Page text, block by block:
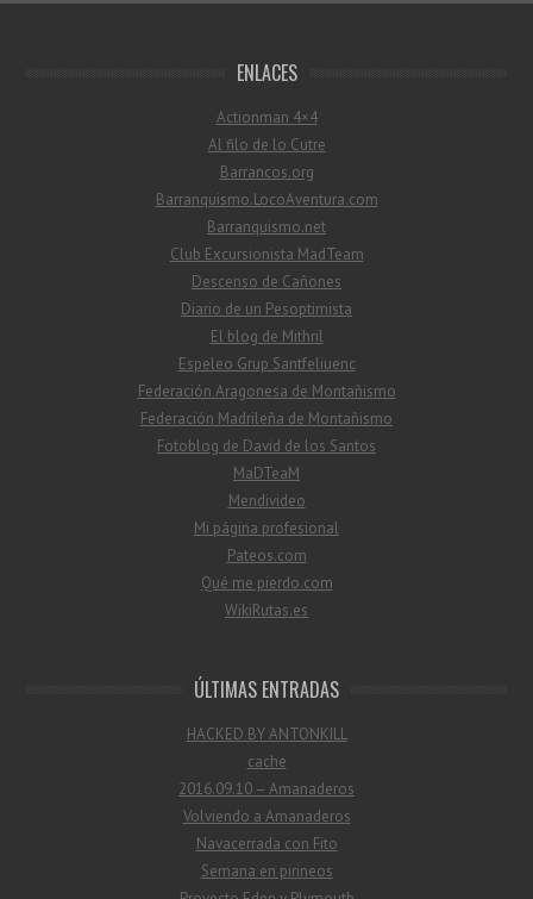
ENLACES
Actionman 4×4
Al filo de lo Cutre
Barrancos.org
Barranquismo.LocoAventura.com
Barranquismo.net
Club Excursionista MadTeam
Descenso de Cañones
Diario de un Pesoptimista
El blog de Mithril
Espeleo Grup Santfeliuenc
Federación Aragonesa de Montañismo
Federación Madrileña de Montañismo
Fotoblog de David de los Santos
MaDTeaM
Mendivideo
Mi página profesional
Pateos.com
Qué me pierdo.com
WikiRutas.es
ÚLTIMAS ENTRADAS
HACKED BY ANTONKILL
cache
2016.09.10 – Amanaderos
Volviendo a Amanaderos
Navacerrada con Fito
Semana en pirineos